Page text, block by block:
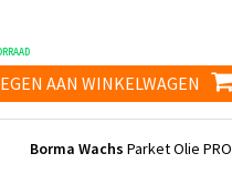
AAN WINKELWAGEN
Borma Wachs Parket Olie PRO